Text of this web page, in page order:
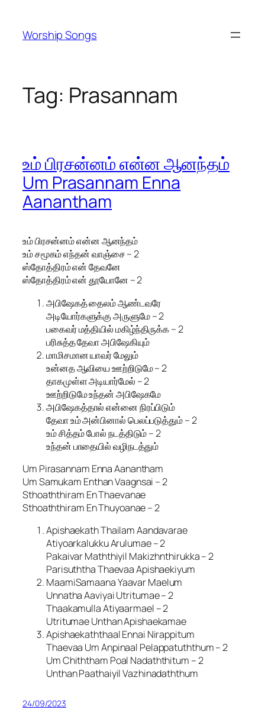
content
Worship Songs
Tag: Prasannam
உம் பிரசன்னம் என்ன ஆனந்தம்
Um Prasannam Enna
Aanantham
உம் பிரசன்னம் என்ன ஆனந்தம்
உம் சமூகம் எந்தன் வாஞ்சை – 2
ஸ்தோத்திரம் என் தேவனே
ஸ்தோத்திரம் என் தூயோனே – 2
அபிஷேகத் தைலம் ஆண்டவரே
அடியோர்களுக்கு அருளுமே – 2
பகைவர் மத்தியில் மகிழ்ந்திருக்க – 2
பரிசுத்த தேவா அபிஷேகியும்
மாமிசமான யாவர் மேலும்
உன்னத ஆவியை ஊற்றிடுமே – 2
தாகமுள்ள அடியார்மேல் – 2
ஊற்றிடுமே உந்தன் அபிஷேகமே
அபிஷேகத்தால் என்னை நிரப்பிடும்
தேவா உம் அன்பினால் பெலப்படுத்தும் – 2
உம் சித்தம் போல் நடத்திடும் – 2
உந்தன் பாதையில் வழிநடத்தும்
Um Pirasannam Enna Aanantham
Um Samukam Enthan Vaagnsai – 2
Sthoaththiram En Thaevanae
Sthoaththiram En Thuyoanae – 2
Apishaekath Thailam Aandavarae
Atiyoarkalukku Arulumae – 2
Pakaivar Maththiyil Makizhnthirukka – 2
Parisuththa Thaevaa Apishaekiyum
MaamiSamaana Yaavar Maelum
Unnatha Aaviyai Utritumae – 2
Thaakamulla Atiyaarmael – 2
Utritumae Unthan Apishaekamae
Apishaekaththaal Ennai Nirappitum
Thaevaa Um Anpinaal Pelappatuththum – 2
Um Chiththam Poal Nadaththitum – 2
Unthan Paathaiyil Vazhinadaththum
24/09/2023